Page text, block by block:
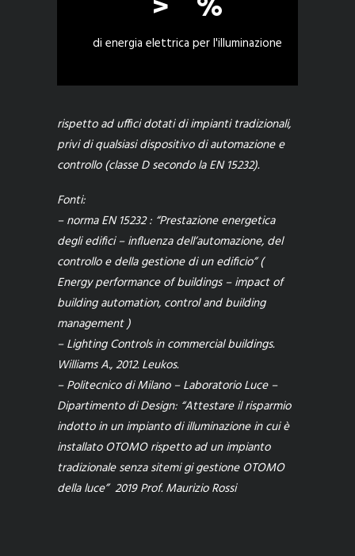
di energia elettrica per l'illuminazione
rispetto ad uffici dotati di impianti tradizionali,
privi di qualsiasi dispositivo di automazione e
controllo (classe D secondo la EN 15232).
Fonti:
– norma EN 15232 : “Prestazione energetica
degli edifici – influenza dell’automazione, del
controllo e della gestione di un edificio”(
Energy performance of buildings – impact of
building automation, control and building
management )
– Lighting Controls in commercial buildings.
Williams A., 2012. Leukos.
–Politecnico di Milano – Laboratorio Luce –
Dipartimento di Design: “Attestare il risparmio
indotto in un impianto di illuminazione in cui è
installato OTOMO rispetto ad un impianto
tradizionale senza sitemi gi gestione OTOMO
della luce” 2019 Prof. Maurizio Rossi